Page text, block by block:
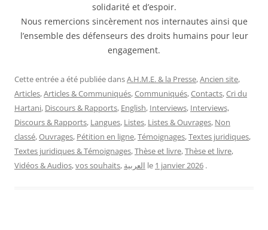
solidarité et d’espoir.
Nous remercions sincèrement nos internautes ainsi que
l’ensemble des défenseurs des droits humains pour leur
engagement.
Cette entrée a été publiée dansA.H.M.E. & la Presse,Ancien site,
Articles,Articles & Communiqués,Communiqués,Contacts,Cri du
Hartani, Discours & Rapports, English, Interviews, Interviews,
Discours & Rapports, Langues, Listes, Listes & Ouvrages, Non
classé,Ouvrages, Pétition en ligne,Témoignages,Textes juridiques,
Textes juridiques & Témoignages,Thèse et livre,Thèse et livre,
Vidéos & Audios,vos souhaits, العربية le 1 janvier 2026 .